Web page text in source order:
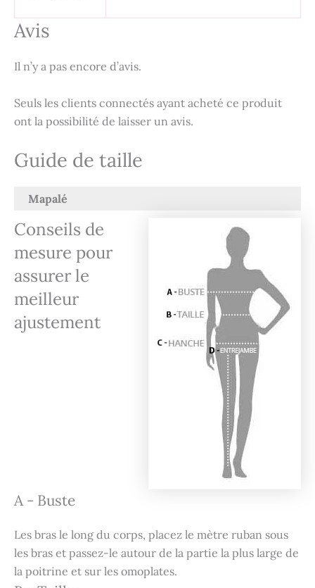
Avis
Il n’y a pas encore d’avis.
Seuls les clients connectés ayant acheté ce produit
ont la possibilité de laisser un avis.
Guide de taille
Mapalé
Conseils de
mesure pour
assurer le
meilleur
ajustement
A - Buste
Les bras le long du corps, placez le mètre ruban sous
les bras et passez-le autour de la partie la plus large de
la poitrine et sur les omoplates.